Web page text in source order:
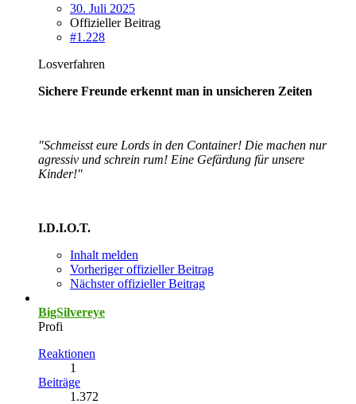
30. Juli 2025
Offizieller Beitrag
#1.228
Losverfahren
Sichere Freunde erkennt man in unsicheren Zeiten
"Schmeisst eure Lords in den Container! Die machen nur
agressiv und schrein rum! Eine Gefärdung für unsere
Kinder!"
I.D.I.O.T.
Inhalt melden
Vorheriger offizieller Beitrag
Nächster offizieller Beitrag
BigSilvereye
Profi
Reaktionen
1
Beiträge
1.372